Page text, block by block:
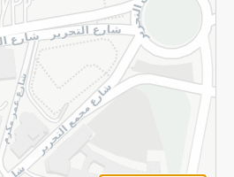
©2026 - Spinneys | جميع الحقوق محفوظة